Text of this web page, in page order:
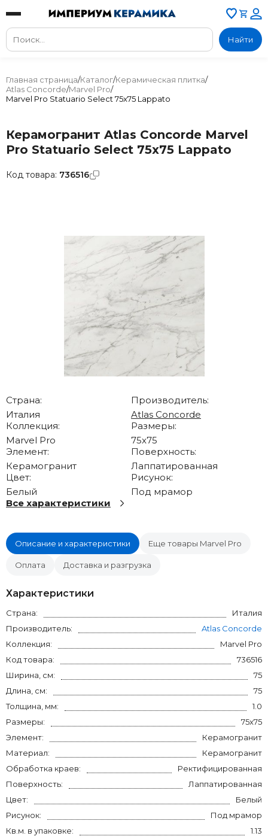
Найти
Главная страница/Каталог/Керамическая плитка/
Atlas Concorde/Marvel Pro/
Marvel Pro Statuario Select 75x75 Lappato
Керамогранит Atlas Concorde Marvel
Pro Statuario Select 75x75 Lappato
Страна:
Италия
Производитель:
Atlas Concorde
Коллекция:
Marvel Pro
Размеры:
75x75
Элемент:
Керамогранит
Поверхность:
Лаппатированная
Цвет:
Белый
Рисунок:
Под мрамор
Все характеристики
Описание и характеристики Еще товары Marvel Pro
Оплата Доставка и разгрузка
Характеристики
Страна:
Италия
Производитель:
Atlas Concorde
Коллекция:
Marvel Pro
Код товара:
736516
Ширина, см:
75
Длина, см:
75
Толщина, мм:
1.0
Размеры:
75x75
Элемент:
Керамогранит
Материал:
Керамогранит
Обработка краев:
Ректифицированная
Поверхность:
Лаппатированная
Цвет:
Белый
Рисунок:
Под мрамор
Кв.м. в упаковке:
1.13
Код товара: 736516